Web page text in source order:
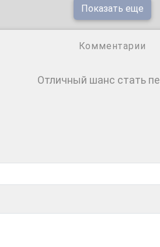
Показать еще
Комментарии
Отличный шанс стать